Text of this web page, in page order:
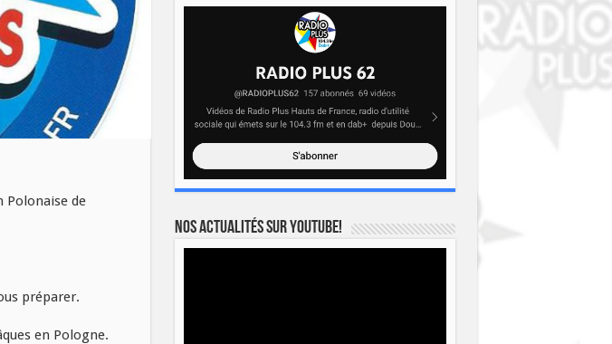
Polonaise de
préparer.
en Pologne.
Nos actualités sur YOUTUBE!